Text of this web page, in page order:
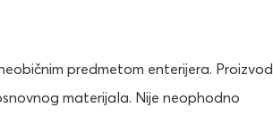
predmetom enterijera. Proizvod
materijala. Nije neophodno